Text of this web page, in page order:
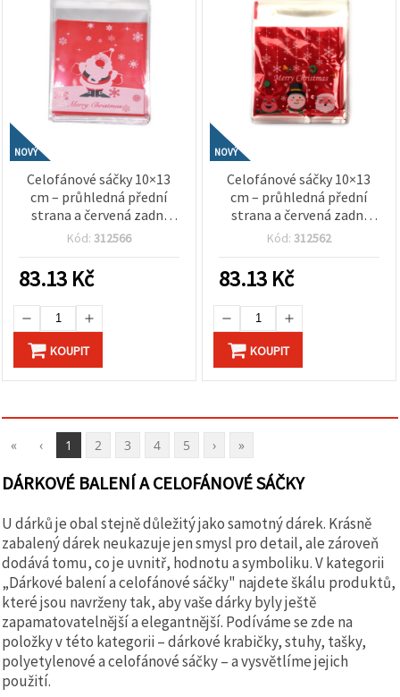
NOVÝ
Celofánové sáčky 10×13
cm – průhledná přední
strana a červená zadní
strana, motiv „Merry
Clause, samolepicí –
balení 100 ks
Kód: 312566
83.13 Kč
KOUPIT
NOVÝ
Celofánové sáčky 10×13
cm – průhledná přední
strana a červená zadní
strana, motiv Santa
samolepicí – balení 100 ks
Kód: 312562
83.13 Kč
KOUPIT
« ‹ 1 2 3 4 5 › »
DÁRKOVÉ BALENÍ A CELOFÁNOVÉ SÁČKY
U dárků je obal stejně důležitý jako samotný dárek. Krásně
zabalený dárek neukazuje jen smysl pro detail, ale zároveň
dodává tomu, co je uvnitř, hodnotu a symboliku. V kategorii
„Dárkové balení a celofánové sáčky" najdete škálu produktů,
které jsou navrženy tak, aby vaše dárky byly ještě
zapamatovatelnější a elegantnější. Podíváme se zde na
položky v této kategorii – dárkové krabičky, stuhy, tašky,
polyetylenové a celofánové sáčky – a vysvětlíme jejich
použití.